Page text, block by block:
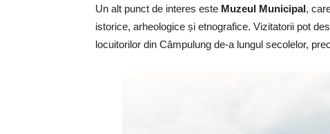
Un alt punct de interes este Muzeul Municipal,
istorice, arheologice și etnografice. Vizitatorii pot
locuitorilor din Câmpulung de-a lungul secolelor,